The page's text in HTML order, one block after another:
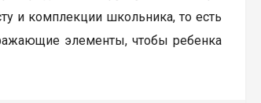
и комплекции школьника, то есть
элементы, чтобы ребенка